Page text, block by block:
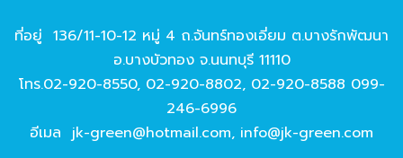
ที่อยู่ 136/11-10-12 หมู่ 4 ถ.จันทร์ทองเอี่ยม ต.บางรักพัฒนา
อ.บางบัวทอง จ.นนทบุรี 11110
โทร.02-920-8550, 02-920-8802, 02-920-8588 099-
246-6996
อีเมล jk-green@hotmail.com, info@jk-green.com